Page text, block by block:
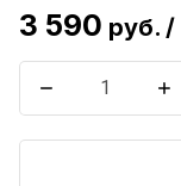
3 590 руб. /